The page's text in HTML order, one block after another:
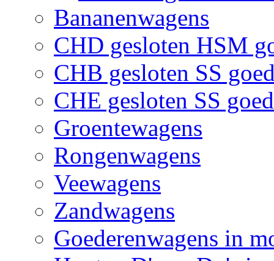
Bananenwagens
CHD gesloten HSM
CHB gesloten SS
CHE gesloten SS
Groentewagens
Rongenwagens
Veewagens
Zandwagens
Goederenwagens in